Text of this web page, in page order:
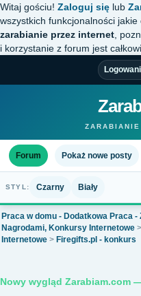
Witaj gościu! Zaloguj się lub
wszystkich funkcjonalności
zarabianie przez internet ,
i korzystanie z forum jest
Forum Pokaż nowe posty
STYL: Czarny Biały
Praca w domu - Dodatkowa Praca
Nagrodami, Konkursy Internetowe >
Internetowe > Firegifts.pl - konkurs
Nowy wygląd Zarabiam.com